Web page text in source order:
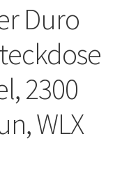
Duro
2300
WLX